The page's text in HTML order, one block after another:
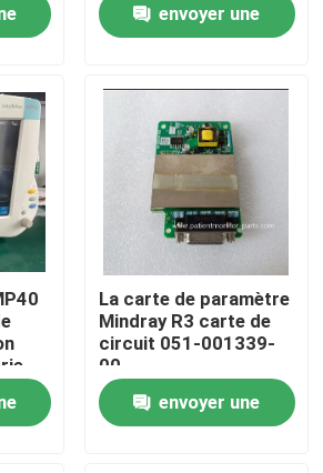
de patient
envoyer une
La carte de paramètre
Mindray R3 carte de
circuit 051-001339-
00
envoyer une